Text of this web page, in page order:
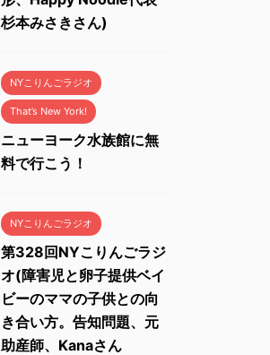
杉本みさきさん)
NYこりんごラジオ
That’s New York!
ニューヨーク水族館に無
料で行こう！
NYこりんごラジオ
第328回NYこりんごラジ
オ(障害児と卵子提供ベイ
ビーのママの子供との向
き合い方。告知問題、元
助産師、Kanaさん